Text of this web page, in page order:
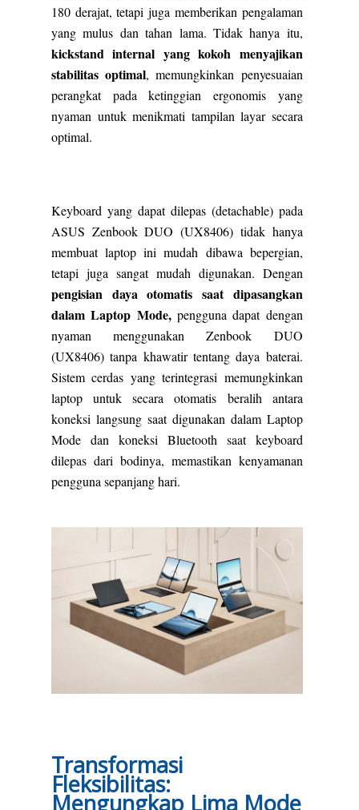
180 derajat, tetapi juga memberikan pengalaman
yang mulus dan tahan lama. Tidak hanya itu,
kickstand internal yang kokoh menyajikan
stabilitas optimal, memungkinkan penyesuaian
perangkat pada ketinggian ergonomis yang
nyaman untuk menikmati tampilan layar secara
optimal.
Keyboard yang dapat dilepas (detachable) pada
ASUS Zenbook DUO (UX8406) tidak hanya
membuat laptop ini mudah dibawa bepergian,
tetapi juga sangat mudah digunakan. Dengan
pengisian daya otomatis saat dipasangkan
dalam Laptop Mode, pengguna dapat dengan
nyaman menggunakan Zenbook DUO
(UX8406) tanpa khawatir tentang daya baterai.
Sistem cerdas yang terintegrasi memungkinkan
laptop untuk secara otomatis beralih antara
koneksi langsung saat digunakan dalam Laptop
Mode dan koneksi Bluetooth saat keyboard
dilepas dari bodinya, memastikan kenyamanan
pengguna sepanjang hari.
Transformasi
Fleksibilitas:
Mengungkap Lima Mode